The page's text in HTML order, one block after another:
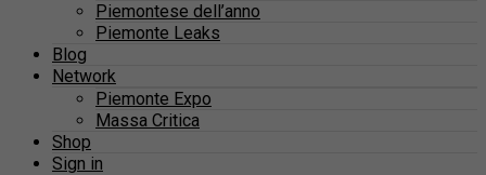
Piemontese dell’anno
Piemonte Leaks
Blog
Network
Piemonte Expo
Massa Critica
Shop
Sign in